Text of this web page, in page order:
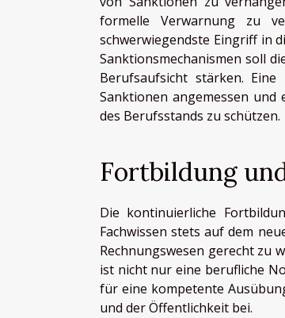
formelle Verwarnung zu
schwerwiegendste Eingriff in
Sanktionsmechanismen soll
Berufsaufsicht stärken.
Sanktionen angemessen
des Berufsstands zu schützen.
Fortbildung
Die kontinuierliche
Fachwissen stets auf dem
Rechnungswesen gerecht zu
ist nicht nur eine berufliche
für eine kompetente
und der Öffentlichkeit bei.